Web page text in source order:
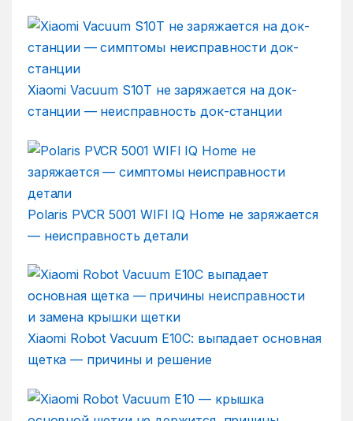
Xiaomi Vacuum S10T не заряжается на док-
станции — неисправность док-станции
Polaris PVCR 5001 WIFI IQ Home не заряжается
— неисправность детали
Xiaomi Robot Vacuum E10C: выпадает основная
щетка — причины и решение